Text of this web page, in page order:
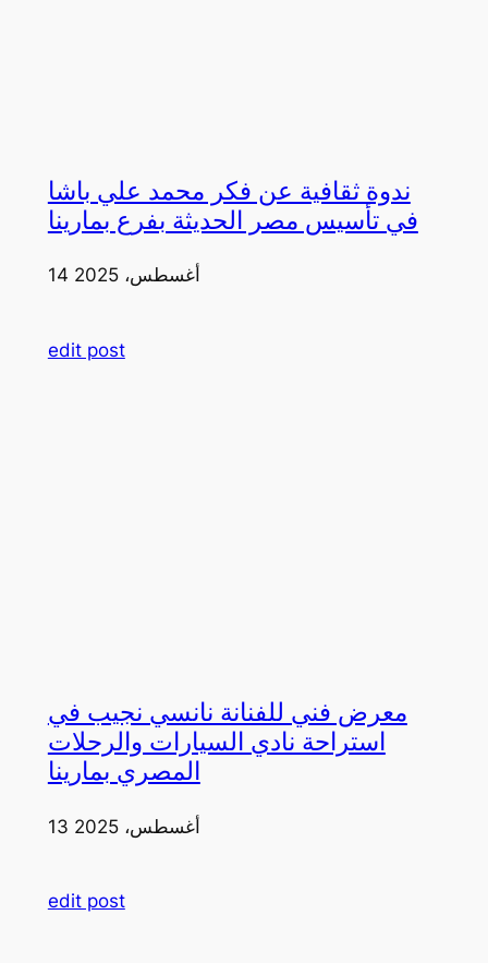
ندوة ثقافية عن فكر محمد علي باشا
في تأسيس مصر الحديثة بفرع بمارينا
14 أغسطس، 2025
edit post
معرض فني للفنانة نانسي نجيب في
استراحة نادي السيارات والرحلات
المصري بمارينا
13 أغسطس، 2025
edit post